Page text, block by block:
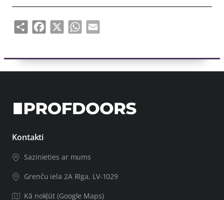
izgatavot 6x6mm, izmantojot reduktoru). Grozāmais ir
aprīkots ar 7 mm biezām metāla rozetēm.
Komplektā ietilpst:
– divi adapteri ar 7 mm biezām apdares rozetēm;
– 1 sešstūra skrūve un 3 mm sešstūra atslēga;
Ja Jūsu durvju vērtne būs biezāka par 44mm, Jums būs
svarīgu saistīto informāciju atstājiet pasūtījuma piezīmēs,
tai skaitā durvju vērtnes biezumu. Pēc Jūsu sniegtās
Share Facebook
X WhatsApp
Email
Kontakti
Sazinieties ar mums
Grenču iela 2A Rīga, LV-1029
Kā nokļūt (Google Maps)